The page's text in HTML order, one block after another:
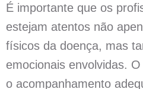
É importante que os
estejam atentos não
físicos da doença, mas
emocionais envolvidas.
o acompanhamento